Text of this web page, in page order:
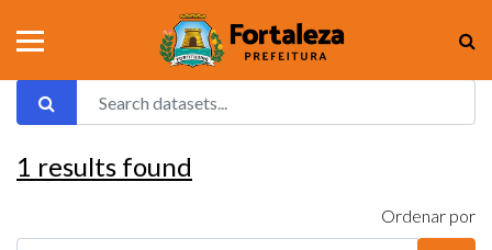
1 results found
Ordenar por